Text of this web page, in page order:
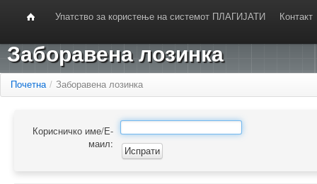
Упатство за користење на системот ПЛАГИЈАТИ Контакт
Заборавена лозинка
Почетна / Заборавена лозинка
Корисничко име/Е-
маил: